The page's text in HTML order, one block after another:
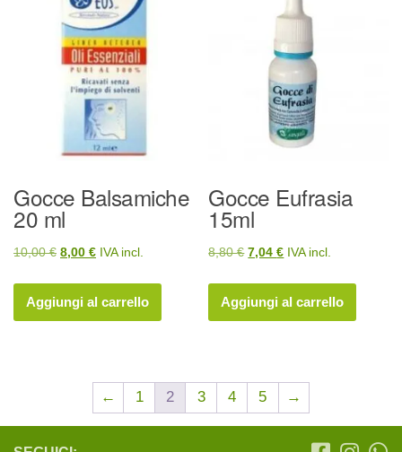
Gocce Balsamiche
20 ml
10,00€ Il
originale
era:
8,00 €Il
attuale
è:
IVA incl.
Aggiungi al carrello
Gocce Eufrasia
15ml
8,80€ Il
originale
era:
7,04€Il
attuale
è:
IVA incl.
Aggiungi al carrello
← 1 2 3 4 5 →